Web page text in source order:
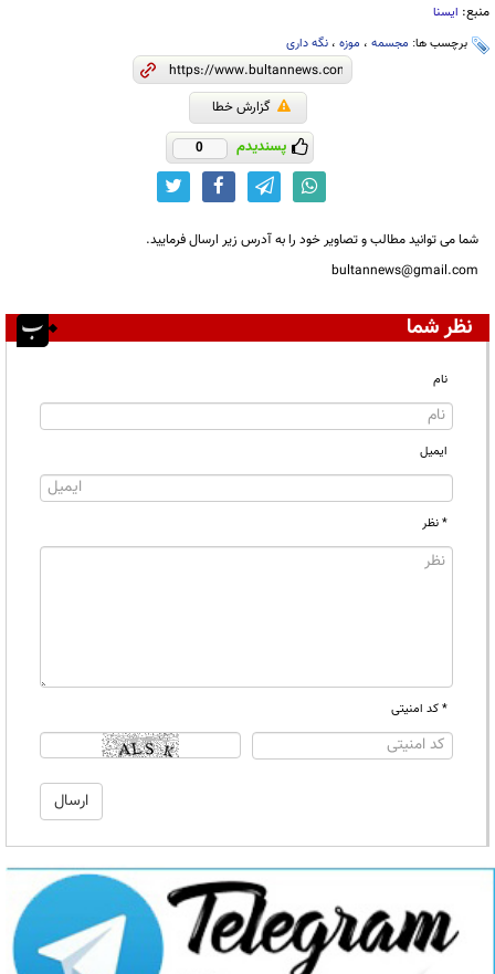
منبع: ایسنا
برچسب ها: مجسمه ، موزه ، نگه داری
گزارش خطا
پسندیدم 0
شما می توانید مطالب و تصاویر خود را به آدرس زیر ارسال فرمایید.
bultannews@gmail.com
نظر شما
نام
ایمیل
* نظر
* کد امنیتی